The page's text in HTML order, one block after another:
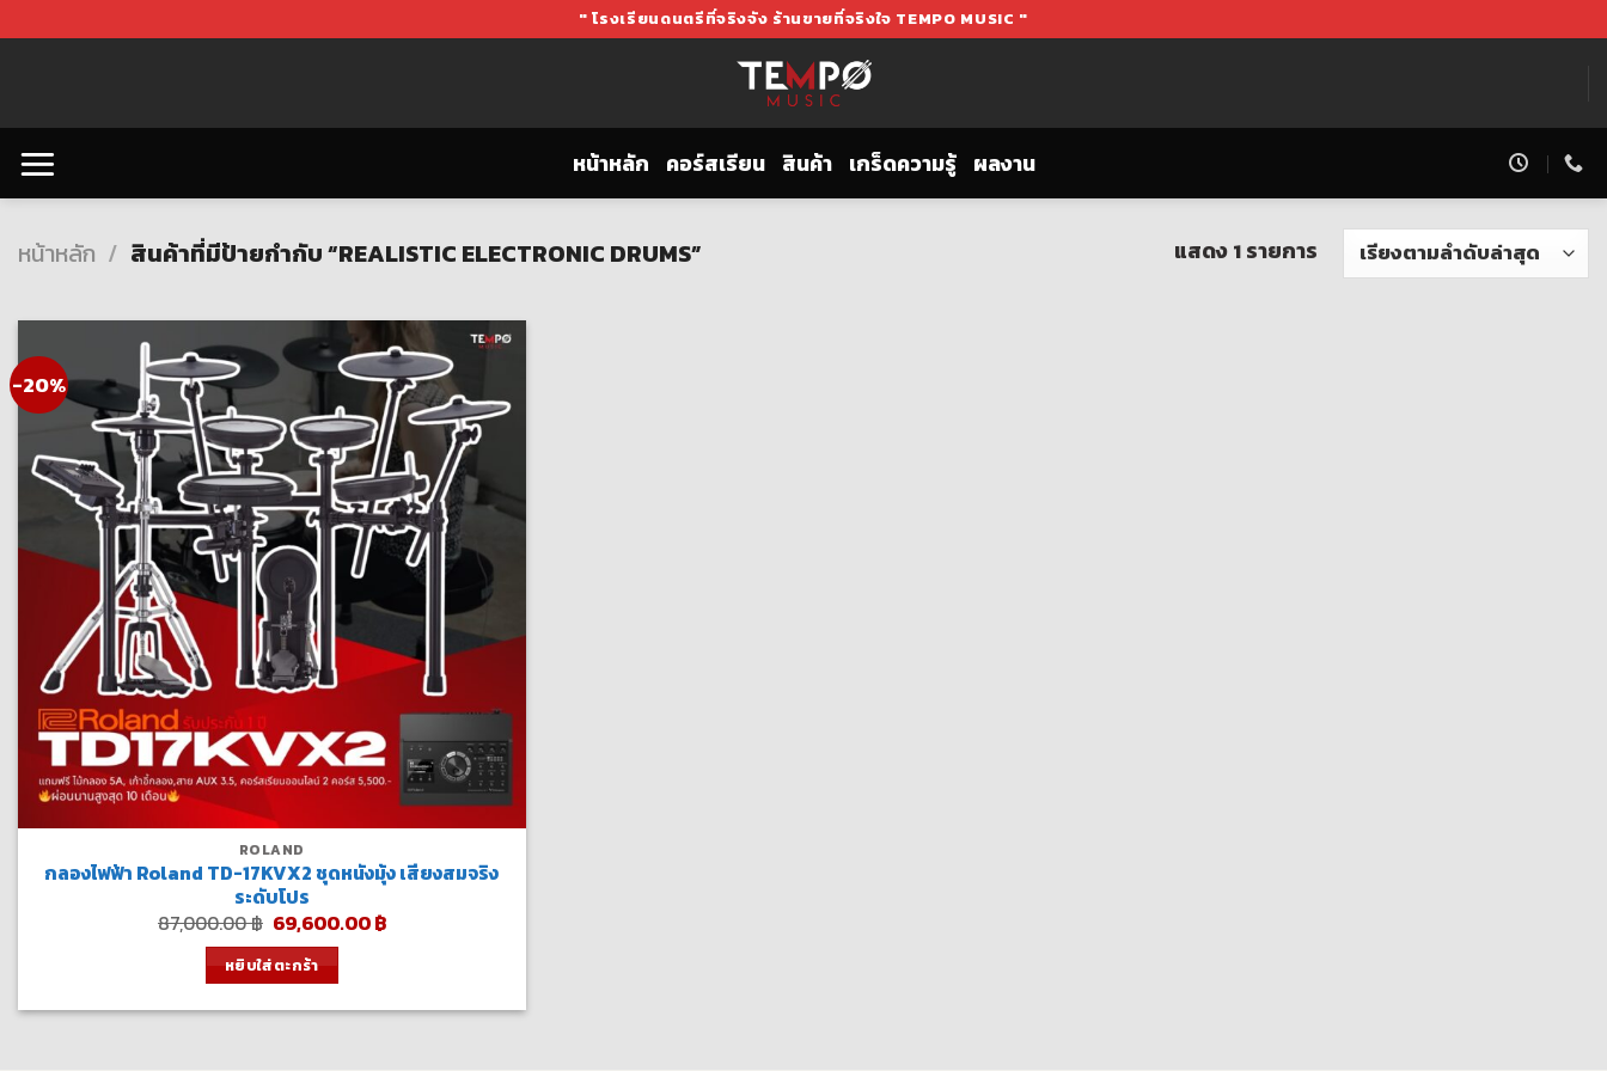
to
" โรงเรียนดนตรีที่จริงจัง ร้านขายที่จริงใจ TEMPO MUSIC "
หน้าหลัก คอร์สเรียน สินค้า เกร็ดความรู้ ผลงาน
หน้าหลัก / สินค้าที่มีป้ายกำกับ “REALISTIC ELECTRONIC DRUMS” แสดง 1 รายการ
-20%
ROLAND
กลองไฟฟ้า Roland TD-17KVX2 ชุดหนังมุ้ง เสียงสมจริง
ระดับโปร
87,000.00฿ Original
price
was:
87,000.00 ฿.
69,600.00฿Current
หยิบใส่ตะกร้า